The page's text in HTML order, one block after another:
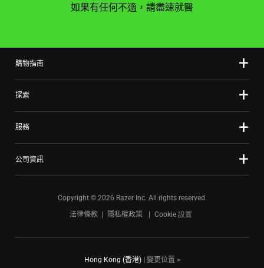
如果有任何不適，請盡速就醫
購物指南
探索
服務
公司資訊
Copyright © 2026 Razer Inc. All rights reserved.
法律條款
隱私權政策 Cookie 設置
Hong Kong (香港)| 變更位置 >